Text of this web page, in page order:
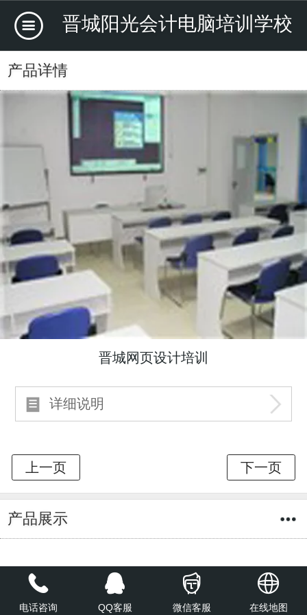
晋城阳光会计电脑培训学校
产品详情
晋城网页设计培训
详细说明
产品展示
没有选择产品
电话咨询 QQ客服 微信客服 在线地图